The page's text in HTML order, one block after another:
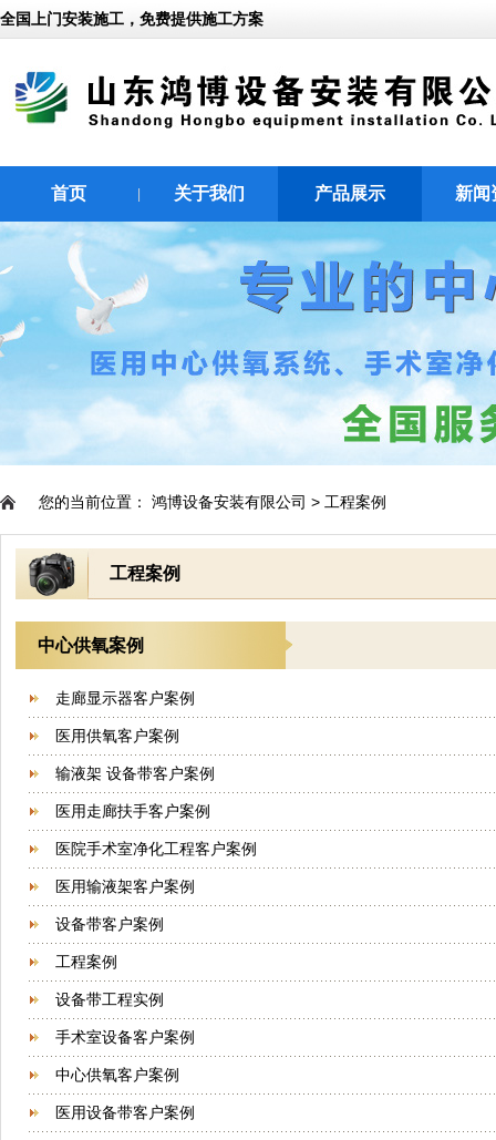
全国上门安装施工，免费提供施工方案
首页 关于我们 产品展示 新闻
您的当前位置： 鸿博设备安装有限公司 > 工程案例
工程案例
中心供氧案例
走廊显示器客户案例
医用供氧客户案例
输液架 设备带客户案例
医用走廊扶手客户案例
医院手术室净化工程客户案例
医用输液架客户案例
设备带客户案例
工程案例
设备带工程实例
手术室设备客户案例
中心供氧客户案例
医用设备带客户案例